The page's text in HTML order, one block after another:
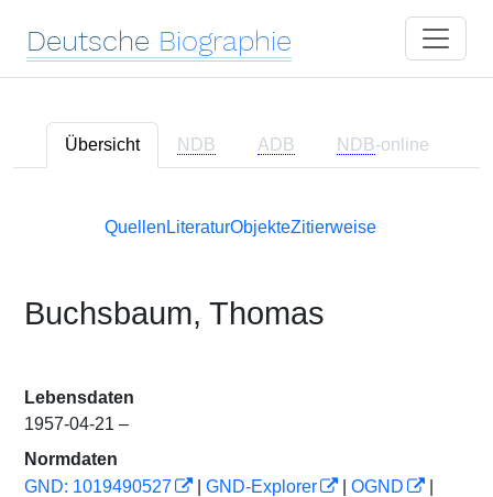
Deutsche Biographie
Übersicht NDB ADB NDB-online
Quellen LiteraturObjekteZitierweise
Buchsbaum, Thomas
Lebensdaten
1957-04-21 –
Normdaten
GND: 1019490527
GND-Explorer OGND